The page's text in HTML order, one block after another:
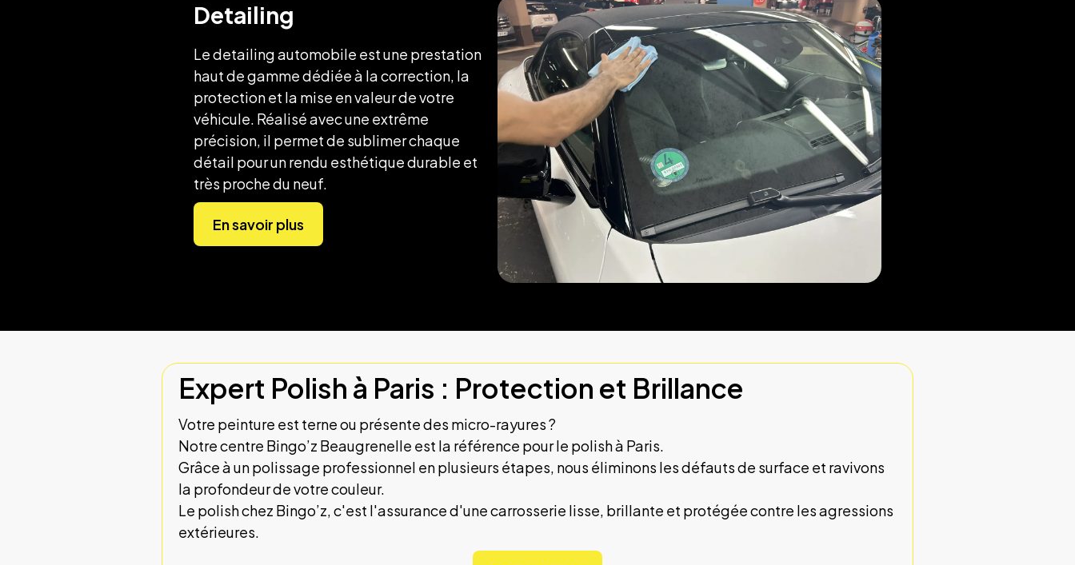
Detailing
Le detailing automobile est une prestation
haut de gamme dédiée à la correction, la
protection et la mise en valeur de votre
véhicule. Réalisé avec une extrême
précision, il permet de sublimer chaque
détail pour un rendu esthétique durable et
très proche du neuf.
En savoir plus
Expert Polish à Paris : Protection et Brillance
Votre peinture est terne ou présente des micro-rayures ?
Notre centre Bingo’z Beaugrenelle est la référence pour le polish à Paris.
Grâce à un polissage professionnel en plusieurs étapes, nous éliminons les défauts de surface et ravivons
la profondeur de votre couleur.
Le polish chez Bingo’z, c'est l'assurance d'une carrosserie lisse, brillante et protégée contre les agressions
extérieures.